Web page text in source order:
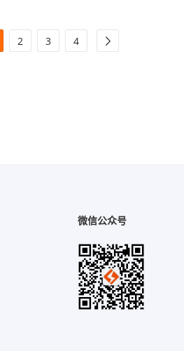
2 3 4
微信公众号